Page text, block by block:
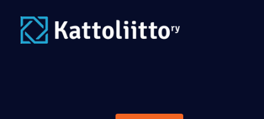
content